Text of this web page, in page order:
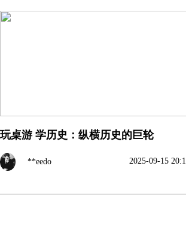
玩桌游 学历史：纵横历史的巨轮
**eedo 2025-09-15